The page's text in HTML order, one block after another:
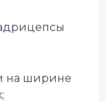
на ширине